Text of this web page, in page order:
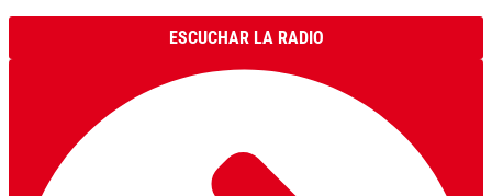
ESCUCHAR LA RADIO